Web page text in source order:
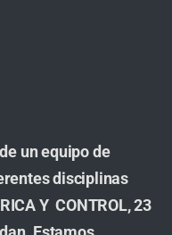
un equipo de
disciplinas
Y CONTROL, 23